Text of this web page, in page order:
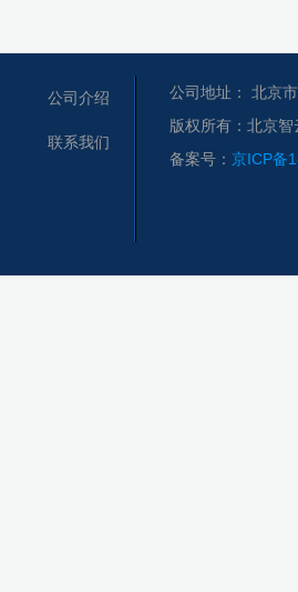
公司介绍
联系我们
公司地址： 北京
版权所有：北京
备案号： 京ICP备